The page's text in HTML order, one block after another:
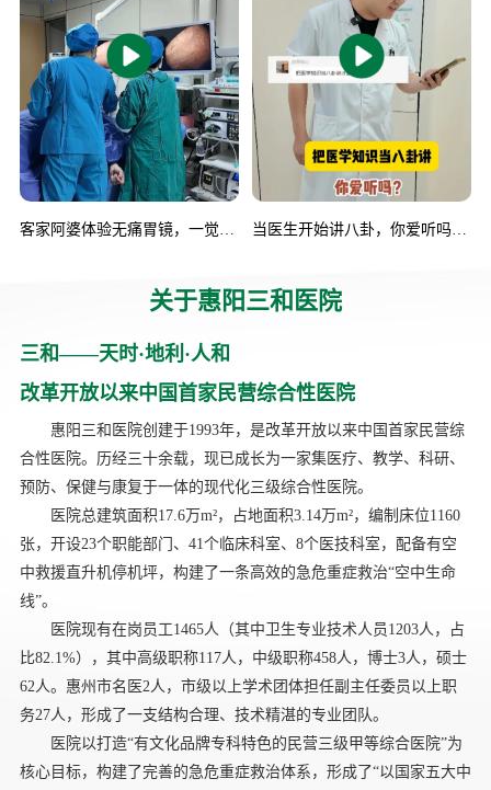
客家阿婆体验无痛胃镜，一觉醒
当医生开始讲八卦，你爱听吗胆
关于惠阳三和医院
三和——天时·地利·人和
改革开放以来中国首家民营综合性医院
惠阳三和医院创建于1993年，是改革开放以来中国首家民营综
合性医院。历经三十余载，现已成长为一家集医疗、教学、科研、
预防、保健与康复于一体的现代化三级综合性医院。
医院总建筑面积17.6万m²，占地面积3.14万m²，编制床位1160
张，开设23个职能部门、41个临床科室、8个医技科室，配备有空
中救援直升机停机坪，构建了一条高效的急危重症救治“空中生命
线”。
医院现有在岗员工1465人（其中卫生专业技术人员1203人，占
比82.1%），其中高级职称117人，中级职称458人，博士3人，硕士
62人。惠州市名医2人，市级以上学术团体担任副主任委员以上职
务27人，形成了一支结构合理、技术精湛的专业团队。
医院以打造“有文化品牌专科特色的民营三级甲等综合医院”为
核心目标，构建了完善的急危重症救治体系，形成了“以国家五大中